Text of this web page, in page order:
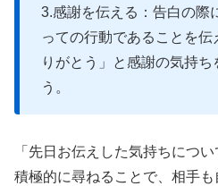
3.感謝を伝える：告白の際
っての行動であることを
りがとう」と感謝の気持ち
う。
「先日お伝えした気持ちにつ
積極的に尋ねることで、相手も